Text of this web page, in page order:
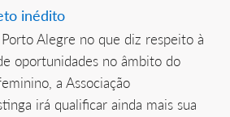
inédito
Alegre no que diz respeito à
oportunidades no âmbito do
a Associação
irá qualificar ainda mais sua